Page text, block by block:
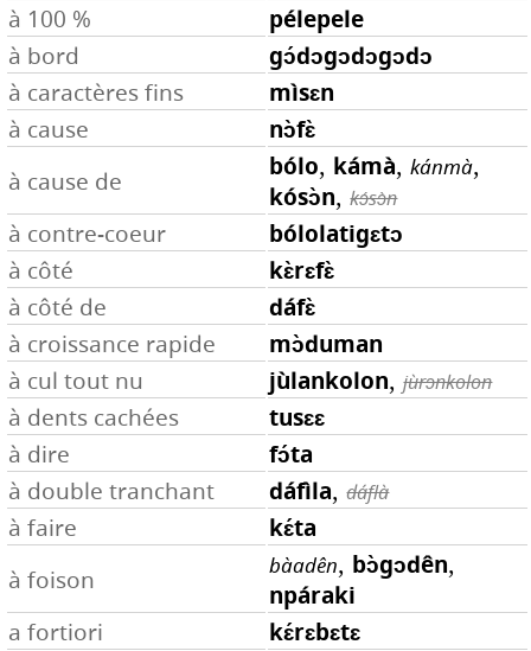
à 100 % pélepele
à bord gɔ́dɔgɔdɔgɔdɔ
à caractères fins mìsɛn
à cause nɔ̀fɛ̀
à cause de bólo, kámà,kánmà,
kósɔ̀n,kɔ́sɔ̀n
à contre-coeur bólolatigɛtɔ
à côté kɛ̀rɛfɛ̀
à côté de dáfɛ̀
à croissance rapide mɔ̀duman
à cul tout nu jùlankolon,jùrɔnkolon
à dents cachées tusɛɛ
à dire fɔ́ta
à double tranchant dáfìla,dáflà
à faire kɛ́ta
à foison
bàadên, bɔ̀gɔdên,
npáraki
a fortiori kɛ́rɛbɛtɛ